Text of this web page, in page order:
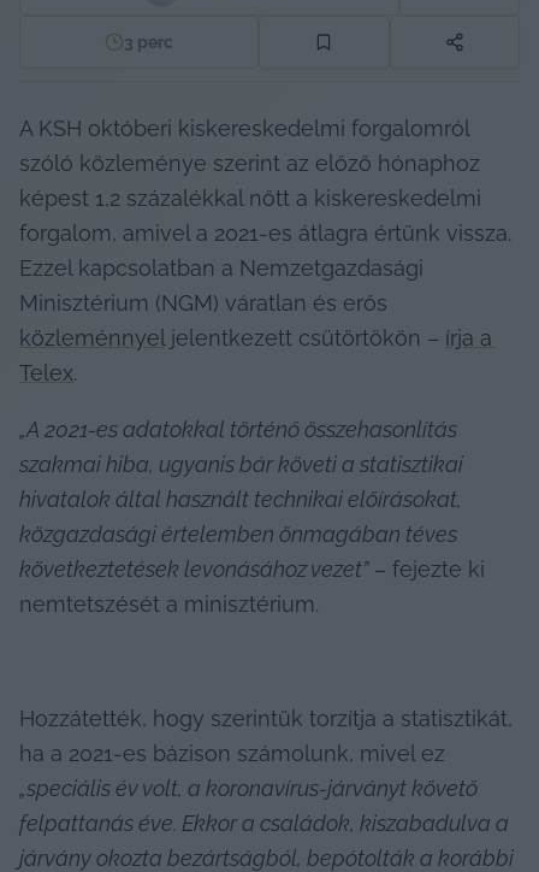
3 perc
A KSH októberi kiskereskedelmi forgalomról
szóló közleménye szerint az előző hónaphoz
képest 1,2 százalékkal nőtt a kiskereskedelmi
forgalom, amivel a 2021-es átlagra értünk vissza.
Ezzel kapcsolatban a Nemzetgazdasági
közleménnyel jelentkezett csütörtökön – írja a
Telex.
„A 2021-es adatokkal történő összehasonlítás
szakmai hiba, ugyanis bár követi a statisztikai
hivatalok által használt technikai előírásokat,
közgazdasági értelemben önmagában téves
következtetések levonásához vezet” – fejezte ki
nemtetszését a minisztérium.
Hozzátették, hogy szerintük torzítja a statisztikát,
„speciális év volt, a koronavírus-járványt követő
felpattanás éve. Ekkor a családok, kiszabadulva a
járvány okozta bezártságból, bepótolták a korábbi